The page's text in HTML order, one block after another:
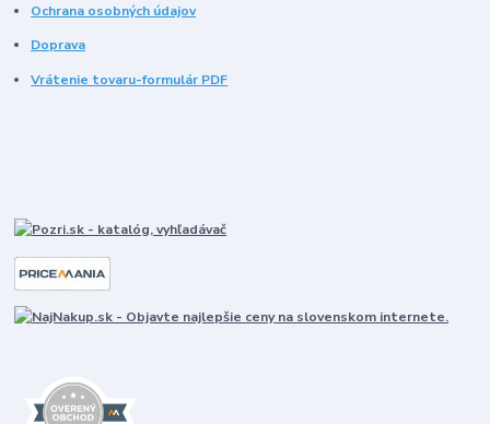
Ochrana osobných údajov
Doprava
Vrátenie tovaru-formulár PDF